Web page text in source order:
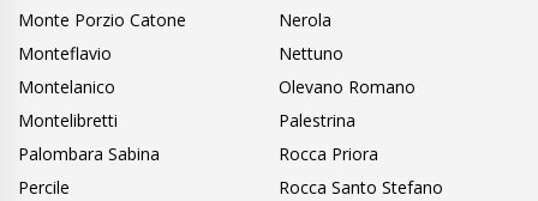
Monte Porzio Catone
Monteflavio
Montelanico
Montelibretti
Nerola
Nettuno
Olevano Romano
Palestrina
Palombara Sabina
Percile
Rocca Priora
Rocca Santo Stefano